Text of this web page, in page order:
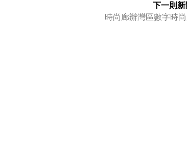
下一則新
時尚廊辦灣區數字時